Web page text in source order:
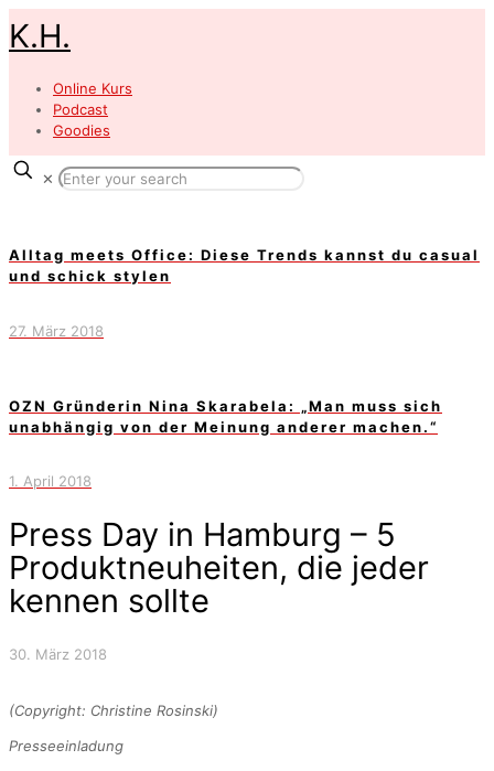
K.H.
Online Kurs
Podcast
Goodies
✕
Alltag meets Office: Diese Trends kannst du casual
und schick stylen
27. März 2018
OZN Gründerin Nina Skarabela: „Man muss sich
unabhängig von der Meinung anderer machen.“
1. April 2018
Press Day in Hamburg – 5
Produktneuheiten, die jeder
kennen sollte
30. März 2018
(Copyright: Christine Rosinski)
Presseeinladung